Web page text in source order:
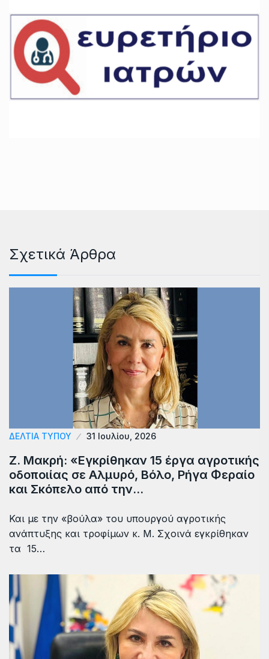
Σχετικά Άρθρα
ΔΕΛΤΙΑ ΤΥΠΟΥ 31 Ιουλίου, 2026
Ζ. Μακρή: «Εγκρίθηκαν 15 έργα αγροτικής
οδοποιίας σε Αλμυρό, Βόλο, Ρήγα Φεραίο
και Σκόπελο από την…
Και με την «βούλα» του υπουργού αγροτικής
ανάπτυξης και τροφίμων κ. Μ. Σχοινά εγκρίθηκαν
τα 15…